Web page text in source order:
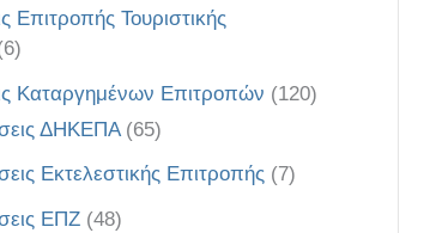
Επιτροπής Τουριστικής
Καταργημένων Επιτροπών (120)
ΔΗΚΕΠΑ(65)
Εκτελεστικής Επιτροπής (7)
ΕΠΖ (48)